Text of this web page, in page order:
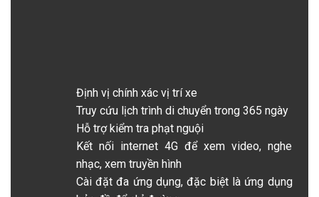
Định vị chính xác vị trí xe
Truy cứu lịch trình di chuyển trong 365 ngày
Hỗ trợ kiểm tra phạt nguội
Kết nối internet 4G để xem video, nghe
nhạc, xem truyền hình
Cài đặt đa ứng dụng, đặc biệt là ứng dụng